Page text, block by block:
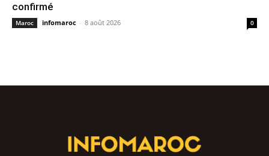
confirmé
Maroc infomaroc - 8 août 2026 0